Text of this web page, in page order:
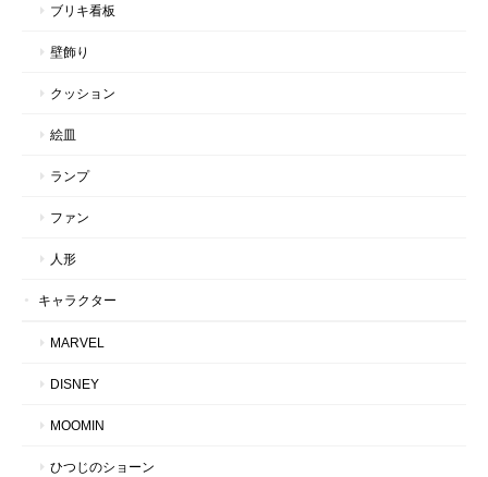
ブリキ看板
壁飾り
クッション
絵皿
ランプ
ファン
人形
キャラクター
MARVEL
DISNEY
MOOMIN
ひつじのショーン